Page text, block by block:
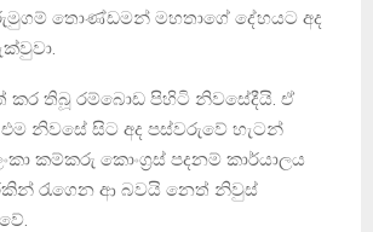
තොණ්ඩමන් මහතාගේ දේහයට අද
කර තිබූ රම්බොඩ පිහිටි නිවසේදීයි. ඒ
නිවසේ සිට අද පස්වරුවේ හැටන්
කම්කරු කොංග‍්‍රස් පදනම් කාර්යාලය
රැගෙන ආ බවයි නෙත් නිවුස්